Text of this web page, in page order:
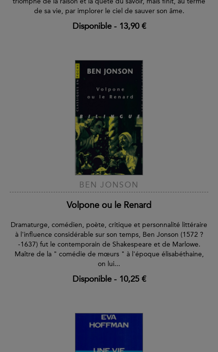
de sa vie, par implorer le ciel de sauver son âme.
Disponible- 13,90 €
BEN JONSON
Volpone ou le Renard
Dramaturge, comédien, poète, critique et personnalité littéraire
à l'influence considérable sur son temps, Ben Jonson (1572 ?
-1637) fut le contemporain de Shakespeare et de Marlowe.
Maître de la " comédie de mœurs " à l'époque élisabéthaine,
on lui...
Disponible- 10,25 €